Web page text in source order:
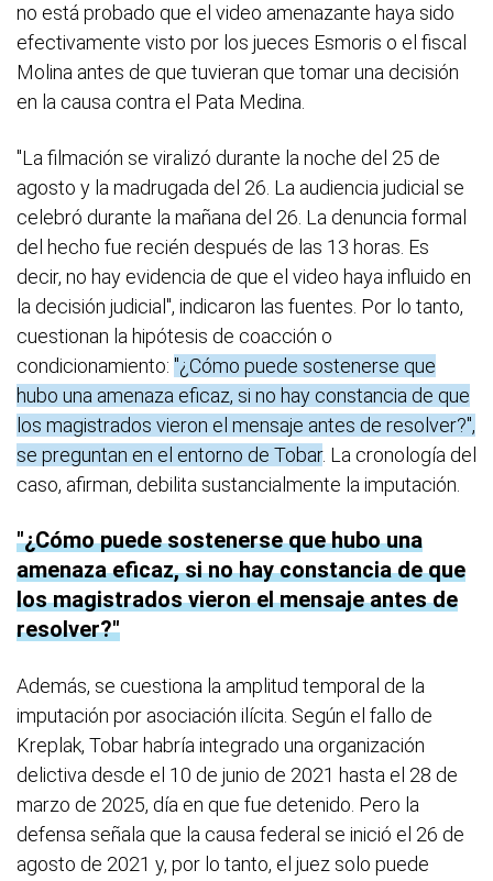
no está probado que el video amenazante haya sido
efectivamente visto por los jueces Esmoris o el fiscal
Molina antes de que tuvieran que tomar una decisión
en la causa contra el Pata Medina.
"La filmación se viralizó durante la noche del 25 de
agosto y la madrugada del 26. La audiencia judicial se
celebró durante la mañana del 26. La denuncia formal
del hecho fue recién después de las 13 horas. Es
decir, no hay evidencia de que el video haya influido en
la decisión judicial", indicaron las fuentes. Por lo tanto,
cuestionan la hipótesis de coacción o
condicionamiento: "¿Cómo puede sostenerse que
hubo una amenaza eficaz, si no hay constancia de que
los magistrados vieron el mensaje antes de resolver?",
se preguntan en el entorno de Tobar. La cronología del
caso, afirman, debilita sustancialmente la imputación.
¿Cómo puede sostenerse que hubo una
amenaza eficaz, si no hay constancia de que
los magistrados vieron el mensaje antes de
resolver?
Además, se cuestiona la amplitud temporal de la
imputación por asociación ilícita. Según el fallo de
Kreplak, Tobar habría integrado una organización
delictiva desde el 10 de junio de 2021 hasta el 28 de
marzo de 2025, día en que fue detenido. Pero la
defensa señala que la causa federal se inició el 26 de
agosto de 2021 y, por lo tanto, el juez solo puede